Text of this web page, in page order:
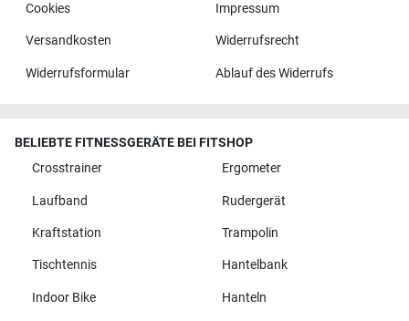
Cookies Impressum
Versandkosten Widerrufsrecht
Widerrufsformular Ablauf des Widerrufs
BELIEBTE FITNESSGERÄTE BEI FITSHOP
Crosstrainer
Ergometer
Laufband Rudergerät
Kraftstation Trampolin
Tischtennis Hantelbank
Indoor Bike Hanteln